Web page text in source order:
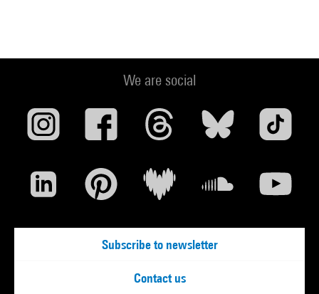
We are social
Subscribe to newsletter
Contact us